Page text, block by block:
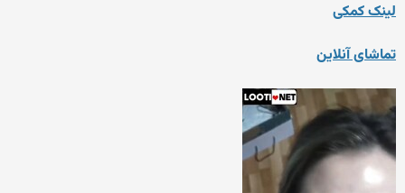
لینک کمکی
تماشای آنلاین